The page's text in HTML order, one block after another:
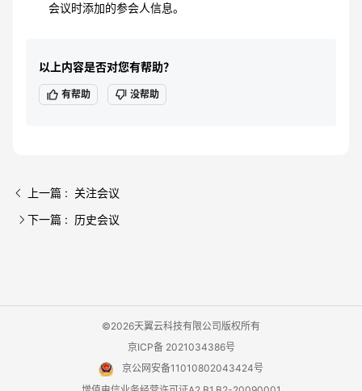
会议时添加的参会人信息。
以上内容是否对您有帮助？
有帮助 没帮助
上一篇 : 关注会议
下一篇 : 历史会议
©2026天翼云科技有限公司版权所有
京ICP备 2021034386号
京公网安备11010802043424号